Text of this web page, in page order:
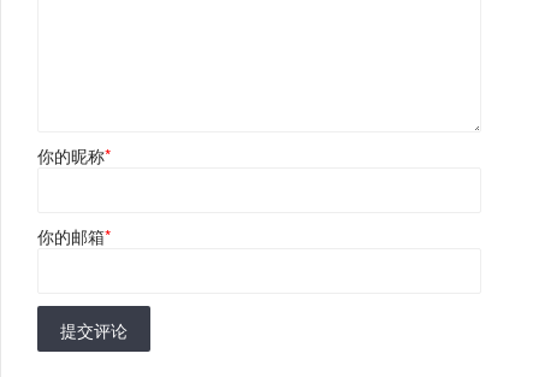
你的昵称*
你的邮箱*
提交评论